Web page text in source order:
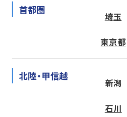
首都圏
埼玉
東京都
北陸・甲信越
新潟
石川